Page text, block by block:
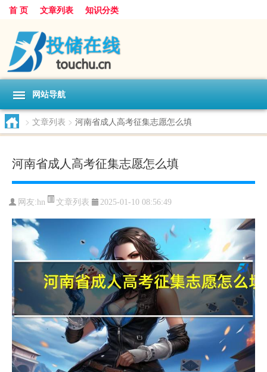
首 页 文章列表 知识分类
网站导航
> 文章列表 > 河南省成人高考征集志愿怎么填
河南省成人高考征集志愿怎么填
网友:hn 文章列表 2025-01-10 08:56:49